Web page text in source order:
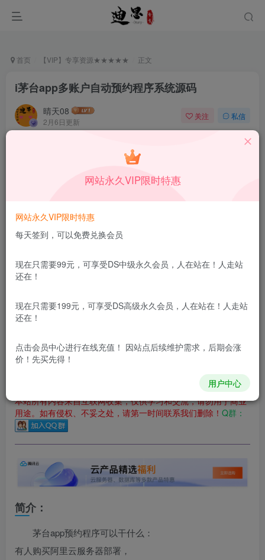
首页 【VIP】专享资源★★★★★ 正文
i茅台app多账户自动预约程序系统源码
晴天08
2月6日更新
关注 私信
i茅台app多账户自动预约程序系统源码
此内容为付费资源，请付费后查看
￥39.9
DS中级会员￥19.9
本站付费资源为网络虚拟产品，由于网络资源具有极快的可复制性，
本站内容分为：登录回复下载，积分下载，RMB下载，积分下
载及登录回复下载，都为免费资源，积分只需签到就可以获
得！
本站所有内容来自互联网收集，仅供学习和交流，请勿用于商业
用途。如有侵权、不妥之处，请第一时间联系我们删除！ Q群：
简介：
茅台app预约程序可以干什么：
有人购买阿里云服务器部署，
网站永久VIP限时特惠
网站永久VIP限时特惠
每天签到，可以免费兑换会员
现在只需要99元，可享受DS中级永久会员，人在站在！人走站
还在！
现在只需要199元，可享受DS高级永久会员，人在站在！人走站
还在！
点击会员中心进行在线充值！ 因站点后续维护需求，后期会涨
价！先买先得！
用户中心